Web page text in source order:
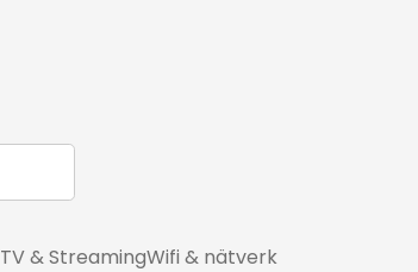
TV & StreamingWifi & nätverk